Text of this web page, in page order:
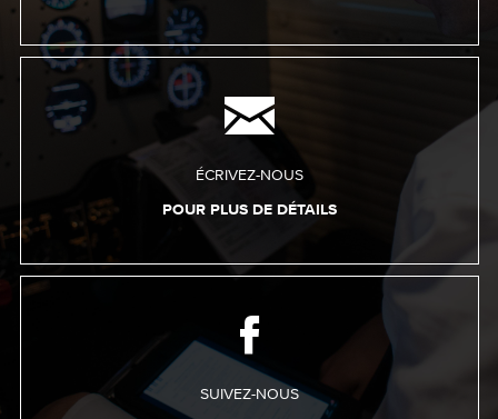
ÉCRIVEZ-NOUS
POUR PLUS DE DÉTAILS
SUIVEZ-NOUS